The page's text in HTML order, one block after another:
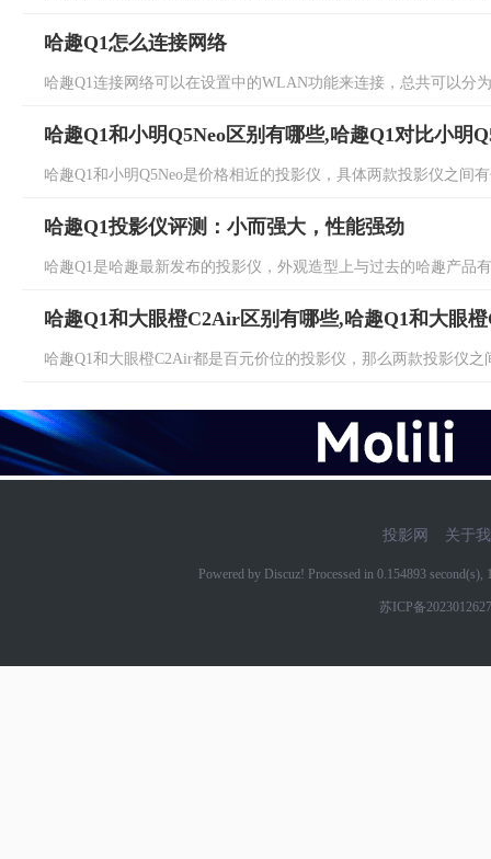
哈趣Q1怎么连接网络
哈趣Q1连接网络可以在设置中的WLAN功能来连接，总共可以分
哈趣Q1和小明Q5Neo区别有哪些,哈趣Q1对比小明
哈趣Q1和小明Q5Neo是价格相近的投影仪，具体两款投影仪之间
哈趣Q1投影仪评测：小而强大，性能强劲
哈趣Q1是哈趣最新发布的投影仪，外观造型上与过去的哈趣产品
哈趣Q1和大眼橙C2Air区别有哪些,哈趣Q1和大眼
哈趣Q1和大眼橙C2Air都是百元价位的投影仪，那么两款投影仪
投影网 关于
Powered by Discuz! Processed in 0.154893
苏ICP备